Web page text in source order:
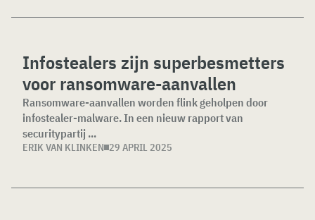
Infostealers zijn superbesmetters
voor ransomware-aanvallen
Ransomware-aanvallen worden flink geholpen door
infostealer-malware. In een nieuw rapport van
securitypartij ...
ERIK VAN KLINKEN 29 APRIL 2025